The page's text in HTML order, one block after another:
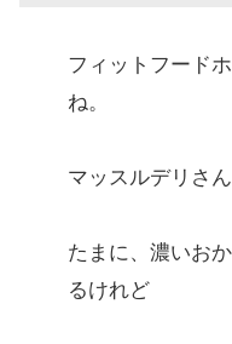
フィットフード
ね。
マッスルデリさ
たまに、濃いお
るけれど